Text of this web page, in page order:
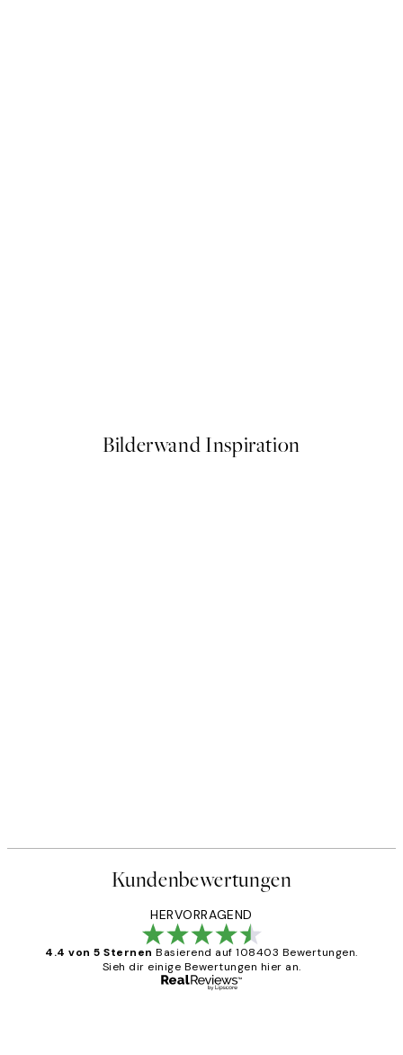
Bilderwand Inspiration
Kundenbewertungen
HERVORRAGEND
4.4 von 5 Sternen Basierend auf 108403 Bewertungen.
Sieh dir einige Bewertungen hier an.